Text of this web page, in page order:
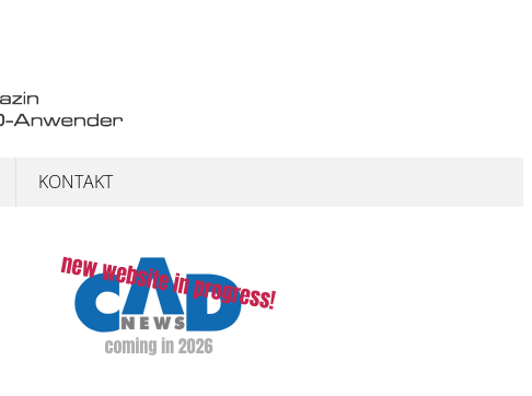
KONTAKT